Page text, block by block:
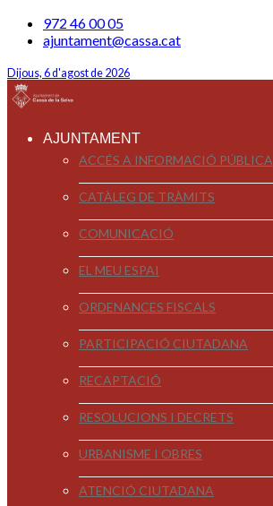
972 46 00 05
ajuntament@cassa.cat
Dijous, 6 d'agost de 2026
AJUNTAMENT
ACCÉS A INFORMACIÓ PÚBLICA
CATÀLEG DE TRÀMITS
COMUNICACIÓ
EL MEU ESPAI
ORDENANCES FISCALS
PARTICIPACIÓ CIUTADANA
RECAPTACIÓ
RESOLUCIONS I DECRETS
URBANISME I OBRES
ATENCIÓ CIUTADANA